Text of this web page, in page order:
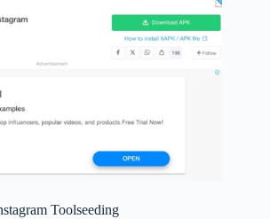
Toolseeding